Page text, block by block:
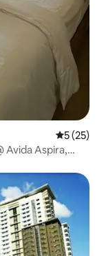
5 (25)
Avida Aspira,